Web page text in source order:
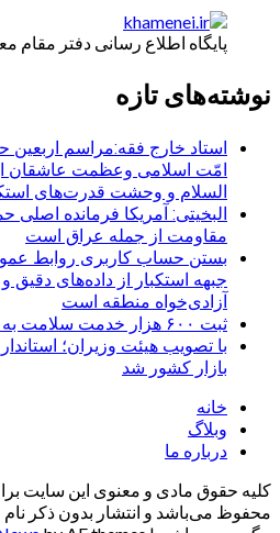
پایگاه اطلاع رسانی دفتر مقام
نوشته‌های تازه
استاد خارج فقه:مراسم
امّت اسلامی وعظمت عاشقان
السلام و وحشت قدرت‌های
البخیتی: آمریکا فرمانده
مقاومت از جمله عراق است
بستن حساب کاربری روابط
جبهه استکبار از داده‌های
آزادی‌خواه منطقه است
ثبت ۶۰۰ هزار خدمت سلامت به زائران اربعین
با تصویب هیئت وزیران؛
بازار کشور شد
خانه
وبلاگ
درباره ما
کلیه حقوق مادی و معنوی این سایت
محفوظ می‌باشد و انتشار بدون ذکر نام